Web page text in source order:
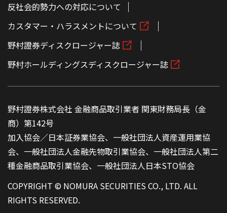
反社会的勢力への対応について
カスタマー・ハラスメントについて
野村證券ディスクロージャー誌
野村ホールディングスディスクロージャー誌
野村證券株式会社 金融商品取引業者 関東財務局長（金
商）第142号
加入協会／日本証券業協会、一般社団法人資産運用業協
会、一般社団法人金融先物取引業協会、一般社団法人第二
種金融商品取引業協会、一般社団法人日本STO協会
COPYRIGHT © NOMURA SECURITIES CO., LTD. ALL
RIGHTS RESERVED.